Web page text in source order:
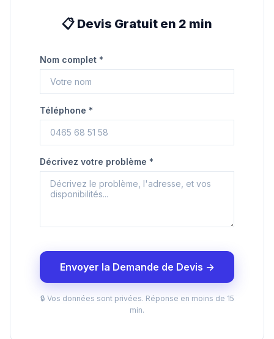
📋 Devis Gratuit en 2 min
Nom complet *
Téléphone *
Décrivez votre problème *
Envoyer la Demande de Devis →
🔒 Vos données sont privées. Réponse en moins de 15
min.